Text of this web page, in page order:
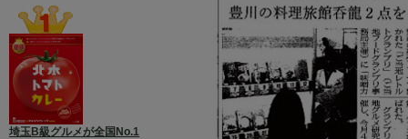
埼玉B級グルメが全国No.1